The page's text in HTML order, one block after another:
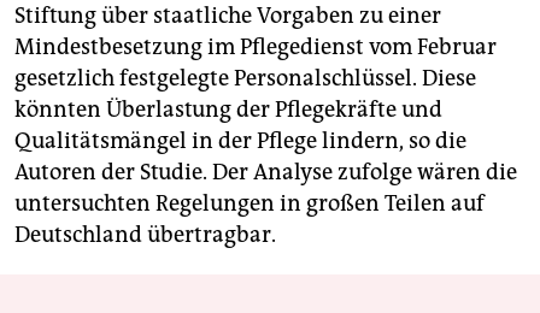
Stiftung über staatliche Vorgaben zu einer
Mindestbesetzung im Pflegedienst vom Februar
gesetzlich festgelegte Personalschlüssel. Diese
könnten Überlastung der Pflegekräfte und
Qualitätsmängel in der Pflege lindern, so die
Autoren der Studie. Der Analyse zufolge wären die
untersuchten Regelungen in großen Teilen auf
Deutschland übertragbar.